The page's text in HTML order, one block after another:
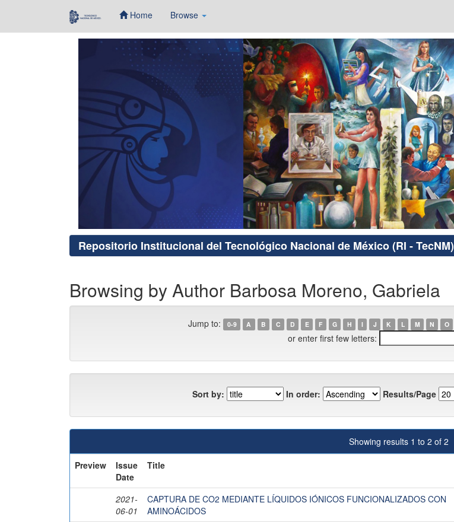
Home Browse
Repositorio Institucional del Tecnológico Nacional de México (RI - TecNM)
Browsing by Author Barbosa Moreno, Gabriela
Jump to: 0-9 A B C D E F G H I J K L M N O
or enter first few letters:
Sort by: In order: Results/Page
Showing results 1 to 2 of 2
Preview
Issue
Date
Title
2021-
06-01
CAPTURA DE CO2 MEDIANTE LÍQUIDOS IÓNICOS FUNCIONALIZADOS CON
AMINOÁCIDOS